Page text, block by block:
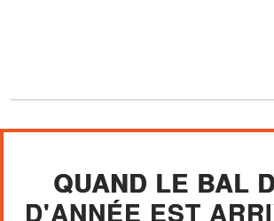
QUAND LE BAL
D'ANNÉE EST